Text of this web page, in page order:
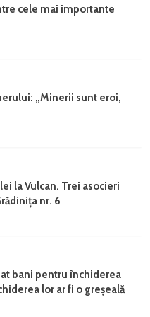
cele mai importante
„Minerii sunt eroi,
la Vulcan. Trei asocieri
nr. 6
bani pentru închiderea
lor ar fi o greșeală